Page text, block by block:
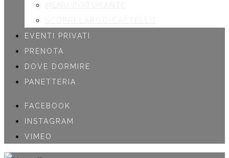
EVENTI PRIVATI
PRENOTA
DOVE DORMIRE
PANETTERIA
FACEBOOK
INSTAGRAM
VIMEO